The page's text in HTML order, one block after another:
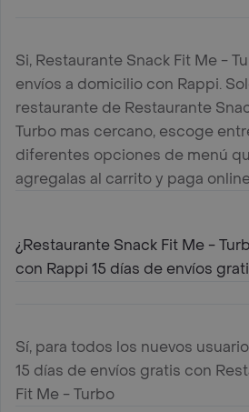
Si, Restaurante Snack Fit Me -
envíos a domicilio con Rappi.
restaurante de Restaurante
Turbo mas cercano, escoge
diferentes opciones de menú
agregalas al carrito y paga
¿Restaurante Snack Fit Me -
con Rappi 15 días de envíos
Sí, para todos los nuevos
15 días de envíos gratis con
Fit Me - Turbo